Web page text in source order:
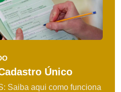
Único
Saiba aqui como funciona